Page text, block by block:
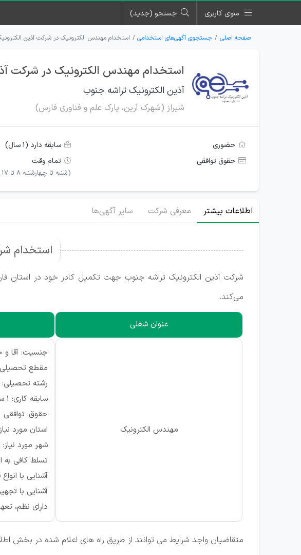
منوی کاربری جستجو (جدید)
صفحه اصلی جستجوی آگهی‌های استخدامی استخدام مهندس الکترونیک در شرکت آذین
استخدام مهندس الکترونیک در شرکت
آذین الکترونیک تراشه جنوب
شیراز (شهرک آرین، پارک علم و فناوری فارس)
حضوری
سابقه دارد (۱ سال)
حقوق توافقی
تمام وقت
(شنبه تا چهارشنبه 8 تا 17 و پنجشنبه 8 تا 12)
اطلاعات بیشتر معرفی شرکت سایر آگهی‌ها
استخدام
شرکت آذین الکترونیک تراشه جنوب جهت تکمیل کادر خود در استان
می‌کند.
عنوان شغلی
مهندس الکترونیک
جنسیت: آقا و
مقطع تحصیلی:
رشته تحصیلی:
سابقه کاری: ۱ سال
حقوق: توافقی
استان مورد
شهر مورد نیاز:
تسلط کافی به
آشنایی با
آشنایی با
دارای نظم،
متقاضیان واجد شرایط می توانند از طریق راه های اعلام شده در بخش